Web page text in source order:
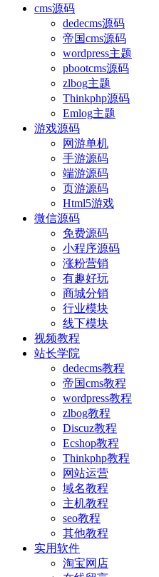
cms源码
dedecms源码
帝国cms源码
wordpress主题
pbootcms源码
zlbog主题
Thinkphp源码
Emlog主题
游戏源码
网游单机
手游源码
端游源码
页游源码
Html5游戏
微信源码
免费源码
小程序源码
涨粉营销
有趣好玩
商城分销
行业模块
线下模块
视频教程
站长学院
dedecms教程
帝国cms教程
wordpress教程
zlbog教程
Discuz教程
Ecshop教程
Thinkphp教程
网站运营
域名教程
主机教程
seo教程
其他教程
实用软件
淘宝网店